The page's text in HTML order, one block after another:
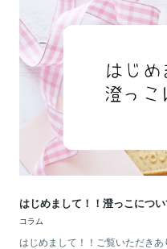
はじめまして！！澄っこにつ
コラム
はじめまして！！ご覧いただき